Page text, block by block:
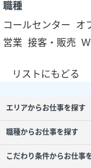
職種
コールセンター
オ
営業 接客・販売
リストにもどる
エリアからお仕事を探す
職種からお仕事を探す
こだわり条件からお仕事